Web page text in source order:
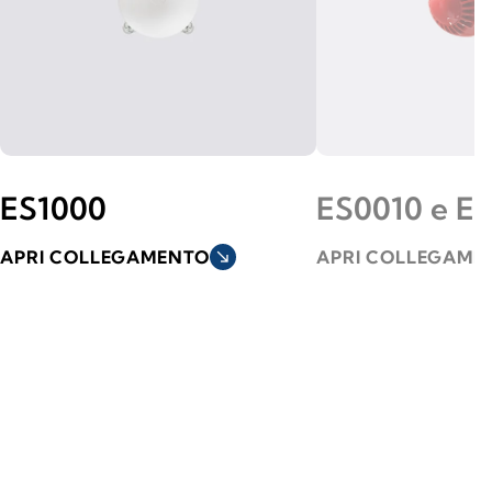
ES1000
APRI COLLEGAMENTO south_east
ES0010 e
APRI